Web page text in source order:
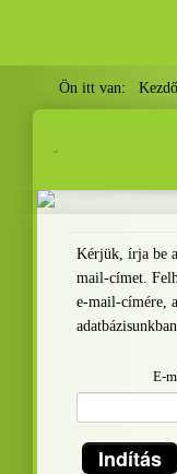
Ön itt van:
.
Kérjük, írja be
mail-címet.
e-mail-címére,
E-
Indítás